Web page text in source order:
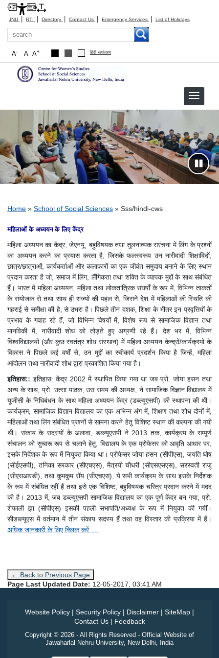
JNU | RTI | Directory | Contact Us | Emergency Services | List of Holidays
Search
A+
A
A- हिंदी रूपांतरण
Breadcrumb
Home School of Social Sciences Sss/hindi-cws
महिलाओं के अध्ययन के लिए केंद्र
महिला अध्ययन का केंद्र, जेएनयू, बहुविषयक तथा तुलनात्मक सरंचना में लिंग के प्रश्नों
का अध्ययन करने का प्रयास करता है, जिसके फलस्वरूप उन नारीवादी शिक्षाविदों,
छात्र/छात्राओं, कार्यकर्ताओं और कलाकारों का एक जीवंत समुदाय बनाने के लिए स्थान
प्रदान करता है जो, समाज में लिंग, लैंगिकता तथा शक्ति के व्यापक मुद्दों के साथ संबंधित
हैं। भारत में महिला अध्ययन, महिला तथा लोकतांत्रिक संघर्षों के रूप में, विभिन्न ताकतों
के संयोजक से तथा साथ ही राज्यों की पहल से, जिसने देश में महिलाओं की स्थिति की
गहराई से समीक्षा की है, से उभरा है। पिछले तीन दशक, शिक्षा के भीतर इन प्रवृत्तियों के
प्रभाव के गवाह रहे हैं, जो विभिन्न विषयों में, विशेष रूप से सामाजिक विज्ञान तथा
मानविकी में, नारीवादी शोध को तोड़ते हुए अग्रणी रहे हैं। देश भर में, विभिन्न
विश्वविद्यालयों (और कुछ स्वतंत्र शोध संस्थान) में महिला अध्ययन केन्द्रों/कार्यक्रमों के
विकास ने पिछले कई वर्षों से, उन मुद्दों का स्वीकार्य प्रदर्शन किया है जिन्हें, महिला
आंदोलन तथा नारीवादी शोध द्वारा प्रकाशित किया गया है।
इतिहास:: इतिहास: केंद्र 2002 में स्थापित किया गया था जब प्रो. जोया हसन तथा
अन्य के साथ, प्रो. उत्सा पाठक, उस समय की अध्यक्ष, ने सामाजिक विज्ञान विद्यालय में
यूजीसी के निधिबंधन के साथ महिला अध्ययन केंद्र (डब्ल्यूएसपी) की स्थापना की थी।
कार्यक्रम, सामाजिक विज्ञान विद्यालय का एक अभिन्न अंग में, शिक्षण तथा शोध दोनों में,
महिलाओं तथा लिंग संबंधित प्रश्नों से सामना करने हेतु विशिष्ट स्थान की कल्पना की गयी
थी। संकाय के सदस्यों के अलावा, डब्ल्यूएसपी ने 2013 तक, कार्यक्रम के सम्पूर्ण
संचालन को सुचारू रूप से चलाने हेतु, विद्यालय के एक प्रोफेसर को आवृति आधार पर,
इसके निर्देशक के रूप में नियुक्त किया था। प्रोफेसर जोया हसन (सीपीएस), जयति घोष
(सीईएसपी), तनिका सरकार (सीएचएस), मैत्रयी चौधरी (सीएसएसएस), सरस्वती राजू
(सीएसआरडी), तथा कुमकुम रॉय (सीएचएस), ये सभी कार्यक्रम के साथ इसके निर्देशक
के रूप में संबंधित रहीं हैं तथा इसे एक विशिष्ट, बहुविषयक चरित्र प्रदान करने में मदद
की है। 2013 में, जब डब्ल्यूएसपी सामाजिक विद्यालय का एक पूर्ण केंद्र बन गया, प्रो.
शेफाली झा (सीपीएस) इसकी पहली सभापति/अध्यक्ष के रूप में नियुक्त की गयीं।
सीडब्ल्यूएस में वर्तमान में तीन संकाय सदस्य हैं तथा वह विस्तार की प्रक्रिया में हैं।
अधिक जानकारी के लिए क्लिक करें ....
← Back to Previous Page
Page Last Updated Date: 12-05-2017, 03:41 AM
Website Policy | Security Policy | Disclaimer | SiteMap |
Contact Us| Feedback
Copyright © 2026 - All Rights Reserved - Official Website of
Jawaharlal Nehru University, New Delhi, India